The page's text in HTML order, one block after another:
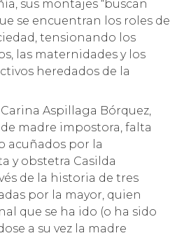
sus montajes “buscan
se encuentran los roles de
tensionando los
las maternidades y los
heredados de la
Aspillaga Bórquez,
madre impostora, falta
acuñados por la
y obstetra Casilda
de la historia de tres
por la mayor, quien
que se ha ido (o ha sido
a su vez la madre